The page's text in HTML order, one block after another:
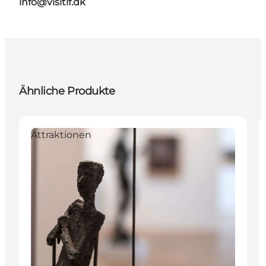
Ähnliche Produkte
Attraktionen